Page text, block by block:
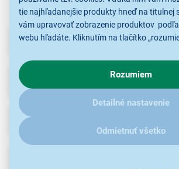
tie najhľadanejšie produkty hneď na titulnej
vám upravovať zobrazenie produktov
webu hľadáte. Kliknutím na tlačítko
o chovaní na webe pre zobrazovaní
V prípade že vás zaujímajú detaily, ako u nás
ďalšími údaji pracujeme, kliknitesem.
Rozumiem
Detailné nastavenie
Odmietnuť všetko
Parametre
Príslušenstvo(28)